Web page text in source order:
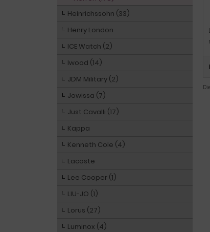
Heinrichssohn (33)
Henry London
ICE Watch (2)
Iwood (14)
JDM Military (2)
Jowissa (7)
Just Cavalli (17)
Kappa
Kenneth Cole (4)
Lacoste
Lee Cooper (1)
LIU-JO (1)
Lorus (27)
Luminox (4)